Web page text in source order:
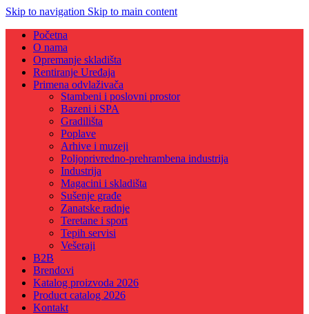
Skip to navigation Skip to main content
Početna
O nama
Opremanje skladišta
Rentiranje Uređaja
Primena odvlaživača
Stambeni i poslovni prostor
Bazeni i SPA
Gradilišta
Poplave
Arhive i muzeji
Poljoprivredno-prehrambena industrija
Industrija
Magacini i skladišta
Sušenje građe
Zanatske radnje
Teretane i sport
Tepih servisi
Vešeraji
B2B
Brendovi
Katalog proizvoda 2026
Product catalog 2026
Kontakt